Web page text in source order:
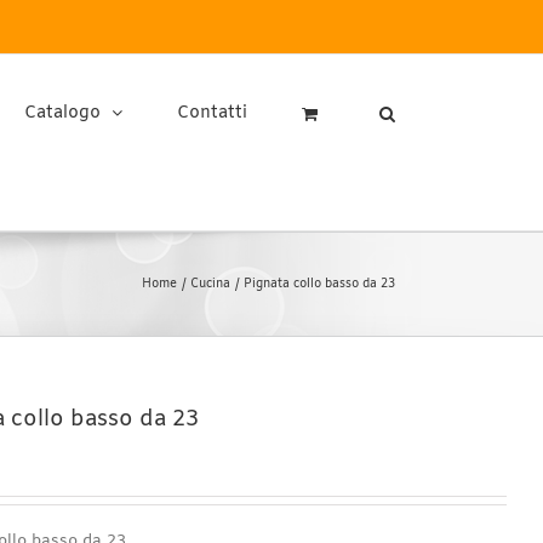
Catalogo Contatti
Home Cucina Pignata collo basso da 23
collo basso da 23